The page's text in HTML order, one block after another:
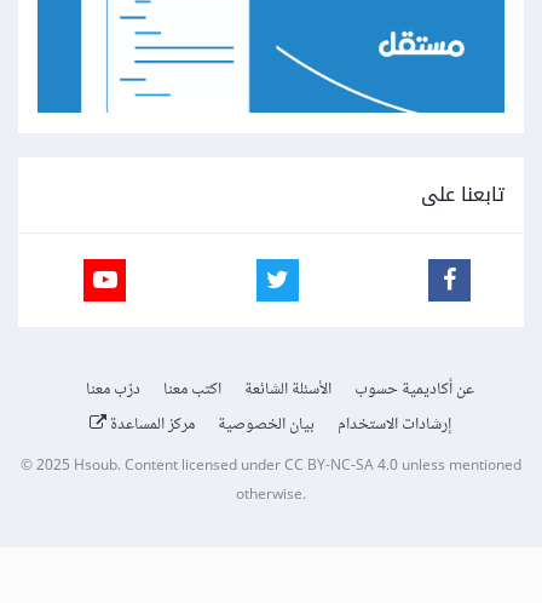
تابعنا على
عن أكاديمية حسوب الأسئلة الشائعة اكتب معنا
درّب معنا
إرشادات الاستخدام
بيان الخصوصية مركز المساعدة
© 2025 Hsoub.Content licensed underCC BY-NC-SA 4.0unless mentioned
otherwise.